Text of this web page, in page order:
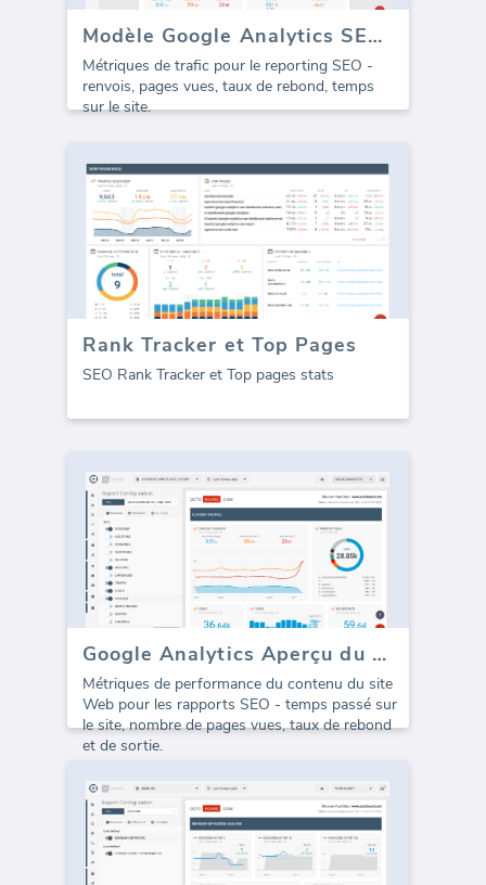
Modèle Google Analytics SEO - Tout le Trafic (Rapport)
Métriques de trafic pour le reporting SEO -
renvois, pages vues, taux de rebond, temps
sur le site.
Rank Tracker et Top Pages
SEO Rank Tracker et Top pages stats
Google Analytics Aperçu du contenu (Rapport)
Métriques de performance du contenu du site
Web pour les rapports SEO - temps passé sur
le site, nombre de pages vues, taux de rebond
et de sortie.